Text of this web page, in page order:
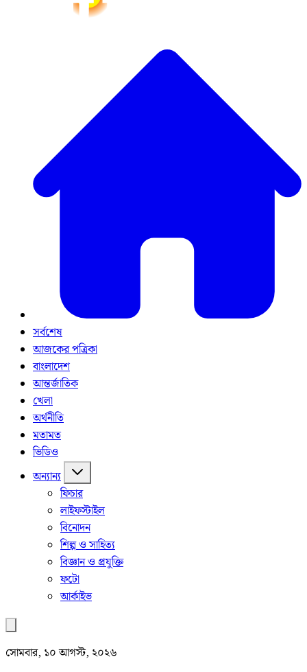
সর্বশেষ
আজকের পত্রিকা
বাংলাদেশ
আন্তর্জাতিক
খেলা
অর্থনীতি
মতামত
ভিডিও
অন্যান্য
ফিচার
লাইফস্টাইল
বিনোদন
শিল্প ও সাহিত্য
বিজ্ঞান ও প্রযুক্তি
ফটো
আর্কাইভ
সোমবার, ১০ আগস্ট, ২০২৬